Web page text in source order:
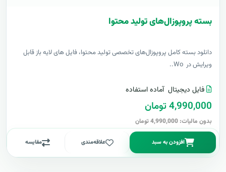
بسته پروپوزال‌های تولید محتوا
دانلود بسته کامل پروپوزال‌های تخصصی تولید محتوا، فایل های لایه باز قابل
ویرایش در Wo..
فایل دیجیتال آماده استفاده
4,990,000 تومان
بدون مالیات: 4,990,000 تومان
افزودن به سبد علاقه‌مندی مقایسه